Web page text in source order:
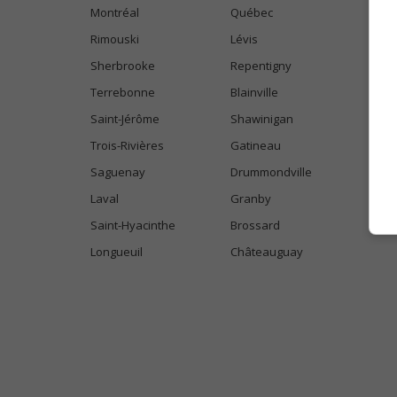
Montréal
Québec
Rimouski
Lévis
Sherbrooke
Repentigny
Terrebonne
Blainville
Saint-Jérôme
Shawinigan
Trois-Rivières
Gatineau
Saguenay
Drummondville
Laval
Granby
Saint-Hyacinthe
Brossard
Longueuil
Châteauguay